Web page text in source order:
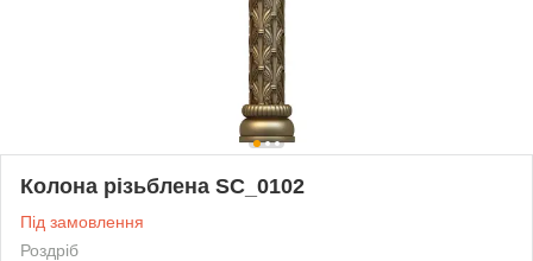
Колона різьблена SC_0102
Під замовлення
Роздріб